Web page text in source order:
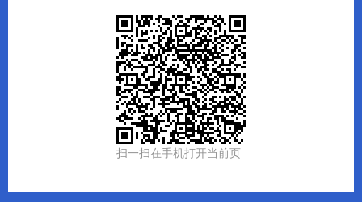
扫一扫在手机打开当前页